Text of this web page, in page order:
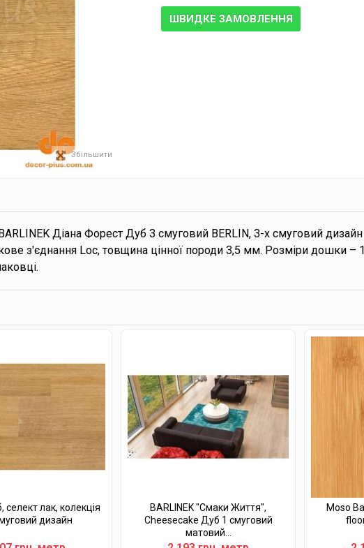
Збільшити
ШВИДКЕ ЗАМОВЛЕННЯ
Діана Форест Дуб 3 смуговий BERLIN, 3-х смуговий
з'єднання Loc, товщина цінної породи 3,5 мм. Розміри дошки –
селект лак, колекція
дизайн
BARLINEK "Смаки Життя",
Cheesecake Дуб 1 смуговий
матовий...
Moso